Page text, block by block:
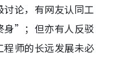
论，有网友认同工
身”；但亦有人反驳
师的长远发展未必